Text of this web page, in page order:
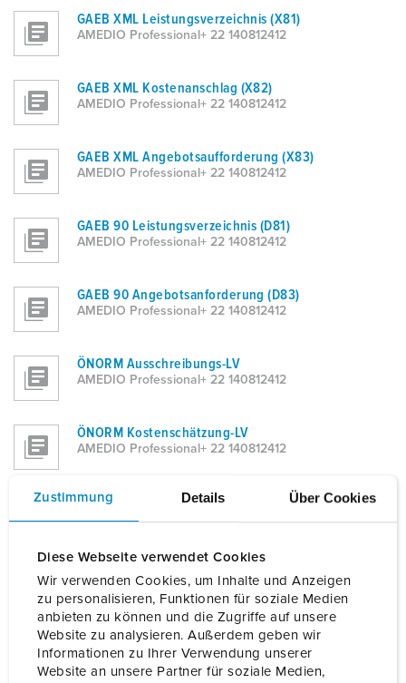
Zustimmung Details Über Cookies
Diese Webseite verwendet Cookies
Wir verwenden Cookies, um Inhalte und Anzeigen
zu personalisieren, Funktionen für soziale Medien
anbieten zu können und die Zugriffe auf unsere
Website zu analysieren. Außerdem geben wir
Informationen zu Ihrer Verwendung unserer
Website an unsere Partner für soziale Medien,
GAEB XML Leistungsverzeichnis (X81)
AMEDIO Professional+ 22 140812412
GAEB XML Kostenanschlag (X82)
AMEDIO Professional+ 22 140812412
GAEB XML Angebotsaufforderung (X83)
AMEDIO Professional+ 22 140812412
GAEB 90 Leistungsverzeichnis (D81)
AMEDIO Professional+ 22 140812412
GAEB 90 Angebotsanforderung (D83)
AMEDIO Professional+ 22 140812412
ÖNORM Ausschreibungs-LV
AMEDIO Professional+ 22 140812412
ÖNORM Kostenschätzung-LV
AMEDIO Professional+ 22 140812412
DATANORM 5
AMEDIO Professional+ 22 140812412
AMEDIO Professional+ 22 140812412
Excel
AMEDIO Professional+ 22 140812412